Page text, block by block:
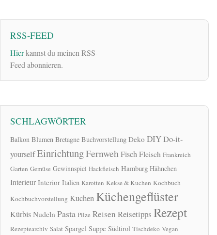
RSS-FEED
Hierkannst du meinen RSS-
Feed abonnieren.
SCHLAGWÖRTER
Balkon Blumen Bretagne Buchvorstellung Deko DIYDo-it-
yourselfEinrichtungFernwehFischFleisch Frankreich
Garten Gemüse Gewinnspiel Hackfleisch Hamburg Hähnchen
Interieur Interior Italien Karotten Kekse & Kuchen Kochbuch
Kochbuchvorstellung Kuchen Küchengeflüster
KürbisNudelnPasta Pilze Reisen Reisetipps Rezept
Rezeptearchiv Salat Spargel Suppe Südtirol Tischdeko Vegan